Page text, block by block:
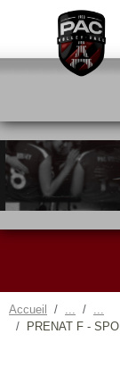
Accueil
PRENAT F -
Panneau de